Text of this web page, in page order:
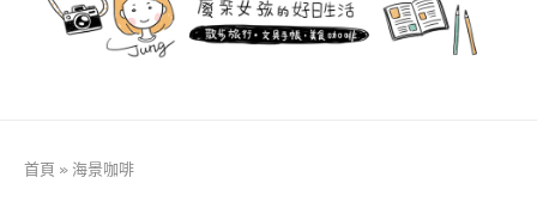
首頁 » 海景咖啡